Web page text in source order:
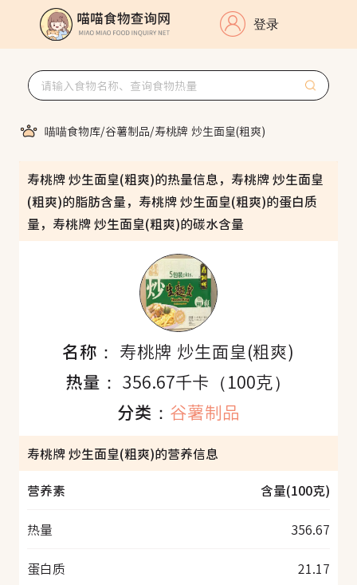
登录
喵喵食物库/谷薯制品/寿桃牌 炒生面皇(粗爽)
寿桃牌 炒生面皇(粗爽)的热量信息，寿桃牌 炒生面皇
(粗爽)的脂肪含量，寿桃牌 炒生面皇(粗爽)的蛋白质
量，寿桃牌 炒生面皇(粗爽)的碳水含量
名称： 寿桃牌 炒生面皇(粗爽)
热量：356.67千卡（100克）
分类： 谷薯制品
寿桃牌 炒生面皇(粗爽)的营养信息
营养素
含量(100克)
热量 356.67
蛋白质 21.17